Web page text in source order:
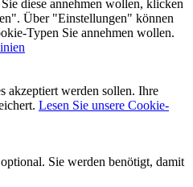
diese annehmen wollen, klicken
Über "Einstellungen" können
Typen Sie annehmen wollen.
akzeptiert werden sollen. Ihre
Lesen Sie unsere Cookie-
Sie werden benötigt, damit